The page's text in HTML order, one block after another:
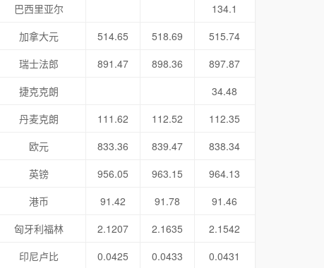
巴西里亚尔
134.1
加拿大元
514.65 518.69
515.74
瑞士法郎
891.47 898.36
897.87
捷克克朗
34.48
丹麦克朗
111.62 112.52
112.35
欧元
833.36 839.47
838.34
英镑
956.05 963.15
964.13
港币
91.42 91.78
91.46
匈牙利福林
2.1207 2.1635
2.1542
印尼卢比
0.0425 0.0433
0.0431